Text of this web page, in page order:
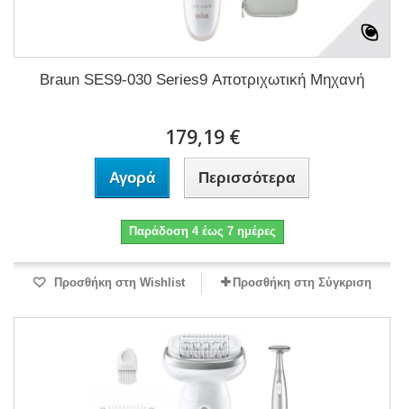
Braun SES9-030 Series9 Αποτριχωτική Μηχανή
179,19 €
Αγορά Περισσότερα
Παράδοση 4 έως 7 ημέρες
Προσθήκη στη Wishlist Προσθήκη στη Σύγκριση